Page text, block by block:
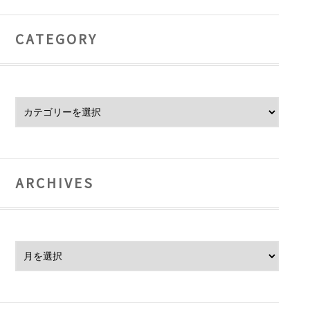
CATEGORY
ARCHIVES